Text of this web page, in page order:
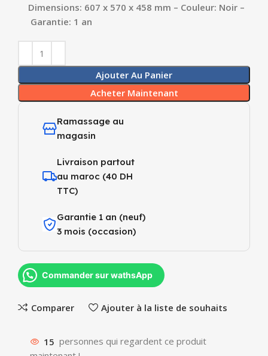
Dimensions: 607 x 570 x 458 mm – Couleur: Noir –
Garantie: 1 an
Ajouter Au Panier
Acheter Maintenant
Ramassage au
magasin
Livraison partout
au maroc (40 DH
TTC)
Garantie 1 an (neuf)
3 mois (occasion)
Commander sur wathsApp
Comparer Ajouter à la liste de souhaits
15 personnes qui regardent ce produit